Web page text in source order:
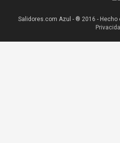
Salidores.com Azul - ® 2016 - Hecho